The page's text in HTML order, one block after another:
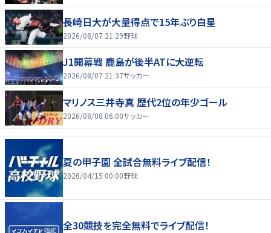
長崎日大が大量得点で15年ぶり白星
2026/08/07 21:29野球
J1開幕戦 鹿島が後半ATに大逆転
2026/08/07 21:37サッカー
マリノス三井寺真 歴代2位の年少ゴール
2026/08/08 06:00サッカー
夏の甲子園 全試合無料ライブ配信！
2026/04/15 00:00野球
全30競技を完全無料でライブ配信！